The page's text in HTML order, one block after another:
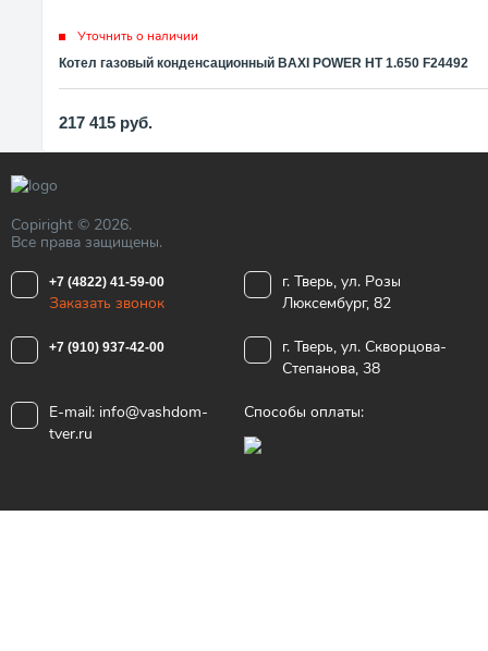
Уточнить о наличии
Котел газовый конденсационный BAXI POWER HT 1.650 F24492
217 415 руб.
Copiright © 2026.
Все права защищены.
+7 (4822) 41-59-00
Заказать звонок
г. Тверь, ул. Розы
Люксембург, 82
+7 (910) 937-42-00
г. Тверь, ул. Скворцова-
Степанова, 38
E-mail: info@vashdom-
tver.ru
Способы оплаты: